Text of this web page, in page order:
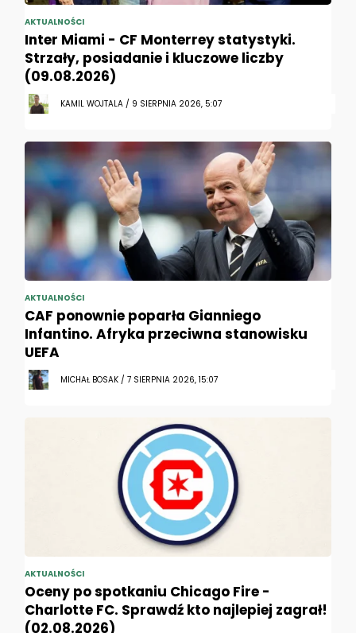
AKTUALNOŚCI
Inter Miami - CF Monterrey statystyki.
Strzały, posiadanie i kluczowe liczby
(09.08.2026)
KAMIL WOJTALA / 9 SIERPNIA 2026, 5:07
AKTUALNOŚCI
CAF ponownie poparła Gianniego
Infantino. Afryka przeciwna stanowisku
UEFA
MICHAŁ BOSAK / 7 SIERPNIA 2026, 15:07
AKTUALNOŚCI
Oceny po spotkaniu Chicago Fire -
Charlotte FC. Sprawdź kto najlepiej zagrał!
(02.08.2026)